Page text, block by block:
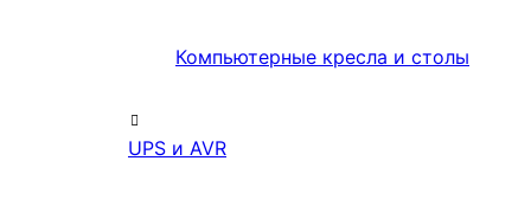
Компьютерные кресла и столы
UPS и AVR